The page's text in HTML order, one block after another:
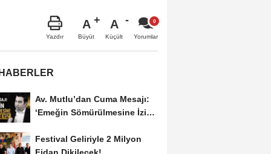
Yazdır
A
Büyüt
A
Küçült Yorumlar
Av. Mutlu’dan Cuma Mesajı:
‘Emeğin Sömürülmesine İzin
Festival Geliriyle 2 Milyon